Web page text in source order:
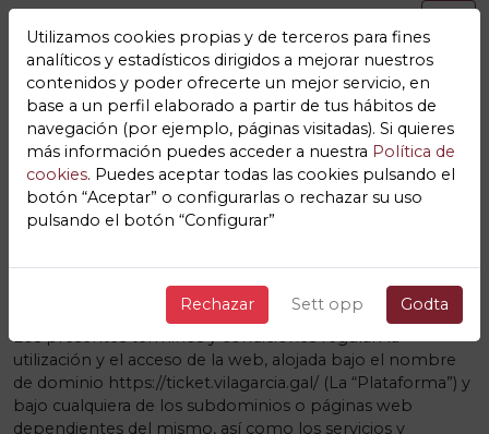
TÉRMINOS Y
CONDICIONESTicket
Vilagarcia
1. INFORMACIÓN GENERAL
Los presentes términos y condiciones regulan la
utilización y el acceso de la web, alojada bajo el nombre
de dominio https://ticket.vilagarcia.gal/ (La “Plataforma”) y
bajo cualquiera de los subdominios o páginas web
dependientes del mismo, así como los servicios y
Utilizamos cookies propias y de terceros para fines
analíticos y estadísticos dirigidos a mejorar nuestros
contenidos y poder ofrecerte un mejor servicio, en
base a un perfil elaborado a partir de tus hábitos de
navegación (por ejemplo, páginas visitadas). Si quieres
más información puedes acceder a nuestra Política de
cookies. Puedes aceptar todas las cookies pulsando el
botón “Aceptar” o configurarlas o rechazar su uso
pulsando el botón “Configurar”
Rechazar Sett opp Godta